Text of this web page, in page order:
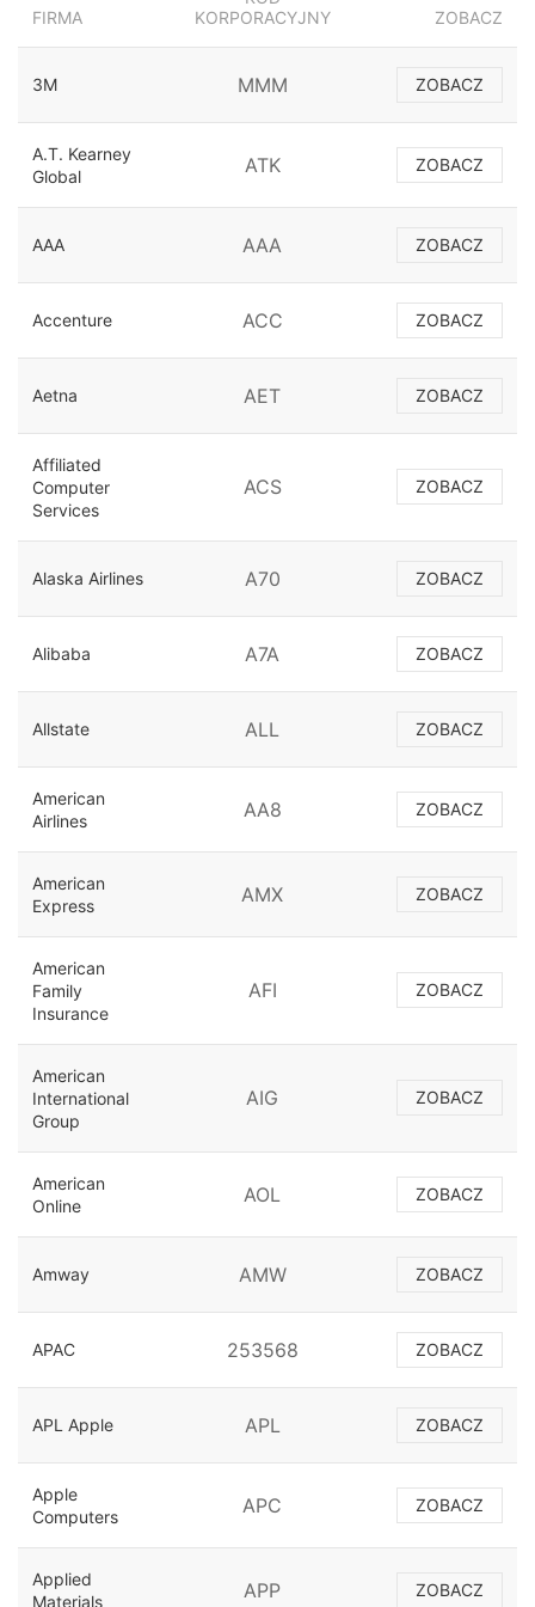
FIRMA
KORPORACYJNY
ZOBACZ
3M MMM ZOBACZ
A.T. Kearney
Global
ATK ZOBACZ
AAA AAA ZOBACZ
Accenture ACC ZOBACZ
Aetna AET ZOBACZ
Affiliated
Computer
Services
ACS ZOBACZ
Alaska Airlines A70 ZOBACZ
Alibaba A7A ZOBACZ
Allstate ALL ZOBACZ
American
Airlines
AA8 ZOBACZ
American
Express
AMX ZOBACZ
American
Family
Insurance
AFI ZOBACZ
American
International
Group
AIG ZOBACZ
American
Online
AOL ZOBACZ
Amway AMW ZOBACZ
APAC 253568 ZOBACZ
APL Apple APL ZOBACZ
Apple
Computers
APC ZOBACZ
Applied
Materials
APP ZOBACZ